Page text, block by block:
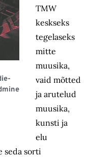
TMW
keskseks
tegelaseks
mitte
muusika,
vaid mõtted
ja arutelud
muusika,
kunsti ja
elu
seda sorti